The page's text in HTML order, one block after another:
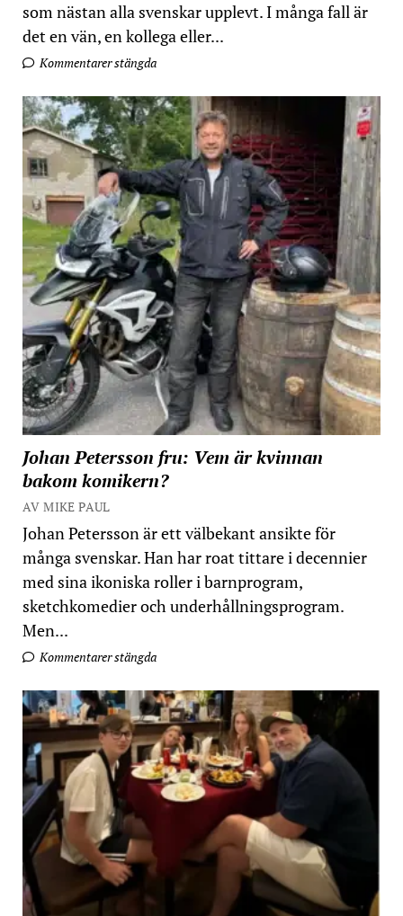
som nästan alla svenskar upplevt. I många fall är
det en vän, en kollega eller...
Kommentarer stängda
Johan Petersson fru: Vem är kvinnan
bakom komikern?
AV MIKE PAUL
Johan Petersson är ett välbekant ansikte för
många svenskar. Han har roat tittare i decennier
med sina ikoniska roller i barnprogram,
sketchkomedier och underhållningsprogram.
Men...
Kommentarer stängda